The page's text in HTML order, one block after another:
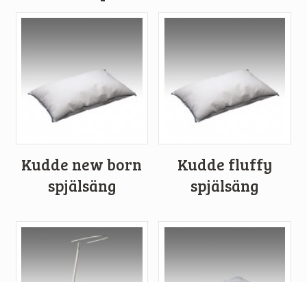
Kudde new born
spjälsäng
Kudde fluffy
spjälsäng